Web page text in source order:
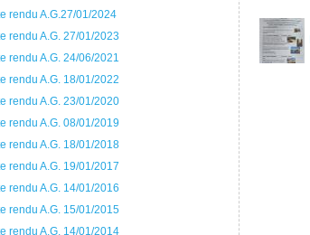
rendu A.G.27/01/2024
rendu A.G. 27/01/2023
rendu A.G. 24/06/2021
rendu A.G. 18/01/2022
rendu A.G. 23/01/2020
rendu A.G. 08/01/2019
rendu A.G. 18/01/2018
rendu A.G. 19/01/2017
rendu A.G. 14/01/2016
rendu A.G. 15/01/2015
rendu A.G. 14/01/2014